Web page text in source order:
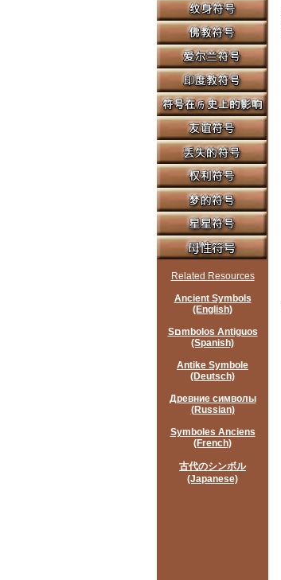
Related Resources
Ancient Symbols
(English)
Sםmbolos Antiguos
(Spanish)
Antike Symbole
(Deutsch)
Древние символы
(Russian)
Symboles Anciens
(French)
古代のシンボル
(Japanese)